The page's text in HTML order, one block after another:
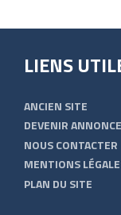
LIENS
ANCIEN SITE
DEVENIR
NOUS CONTACTER
MENTIONS
PLAN DU SITE